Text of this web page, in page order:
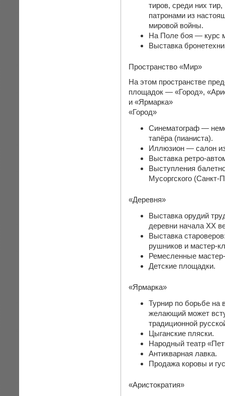
тиров, среди них
патронами из
мировой войны.
На Поле боя — курс
Выставка
Пространство «Мир»
На этом пространстве
площадок — «Город»,
и «Ярмарка»
«Город»
Синематограф —
тапёра (пианиста).
Иллюзион — салон
Выставка ретро-
Выступления
Мусоргского (Санкт-
«Деревня»
Выставка орудий
деревни начала XX
Выставка
рушников и мастер-
Ремесленные
Детские площадки.
«Ярмарка»
Турнир по борьбе на
желающий может
традиционной
Цыганские пляски.
Народный театр
Антикварная лавка.
Продажа коровы и
«Аристократия»